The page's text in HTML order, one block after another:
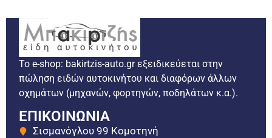
Το e-shop: bakirtzis-auto.gr εξειδικεύεται στην
πώληση ειδών αυτοκινήτου και διαφόρων άλλων
οχημάτων (μηχανών, φορτηγών, ποδηλάτων κ.α.).
ΕΠΙΚΟΙΝΩΝΙΑ
Σισμανόγλου 99 Κομοτηνή